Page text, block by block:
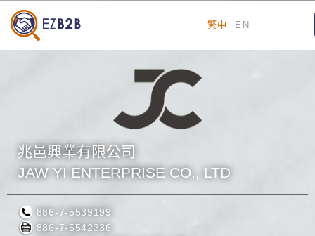
繁中 EN
兆邑興業有限公司
JAW YI ENTERPRISE CO., LTD
886-7-5539199
886-7-5542336